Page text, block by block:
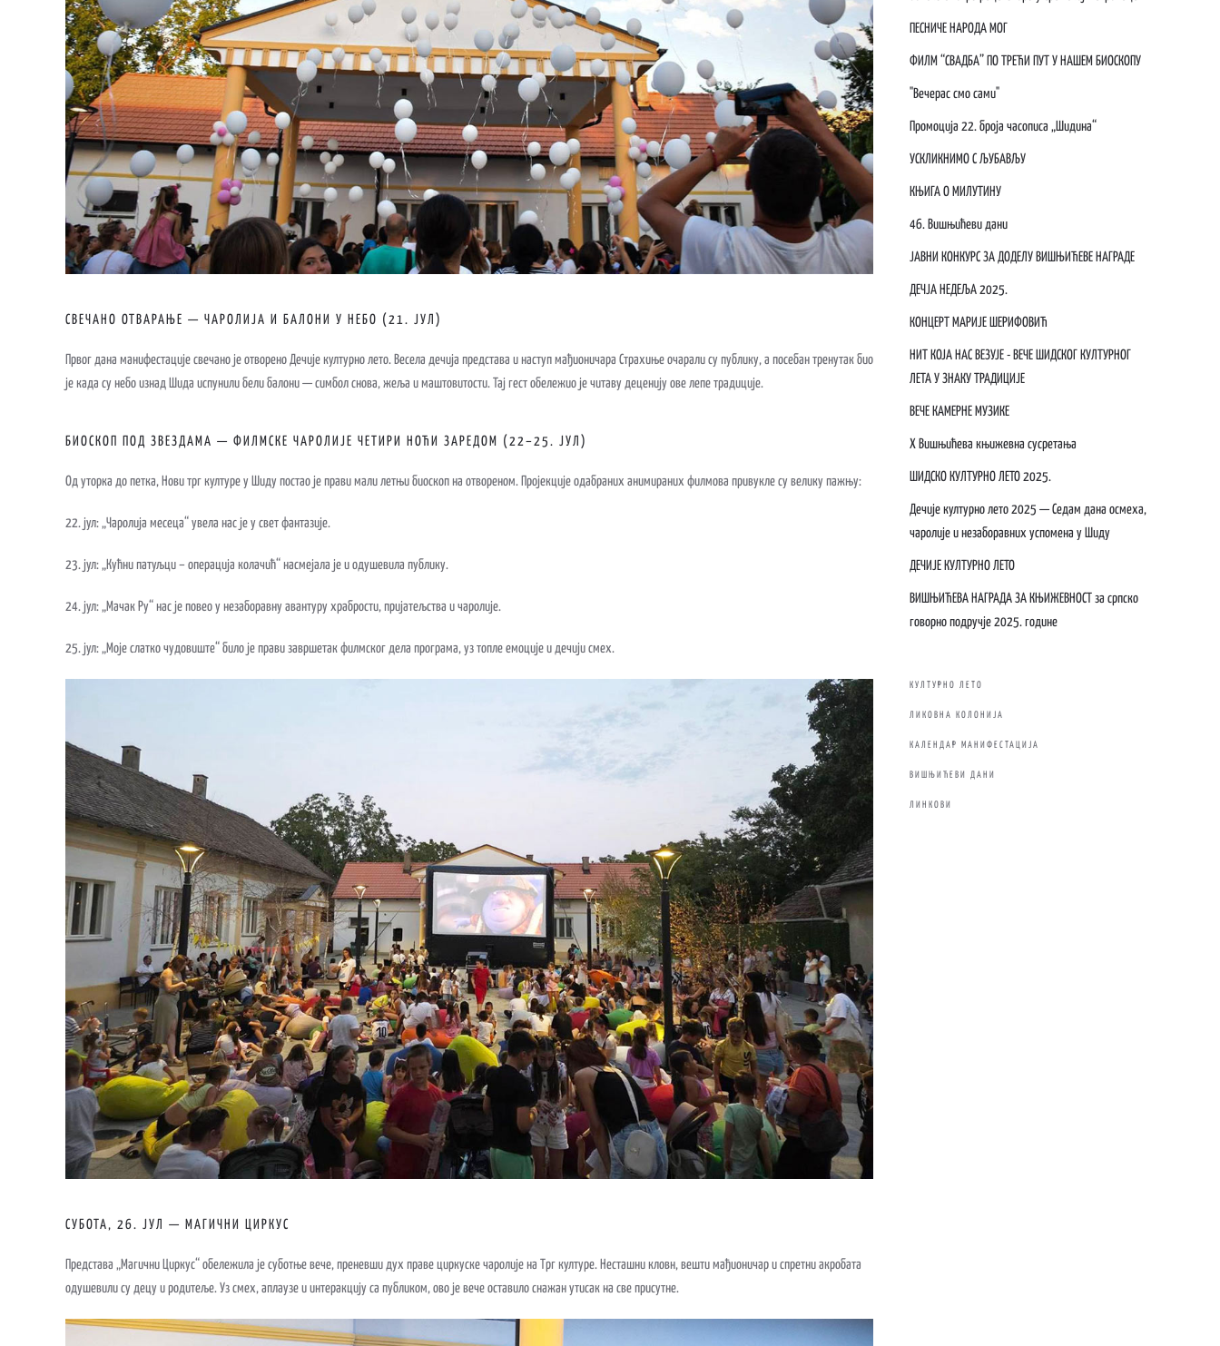
СВЕЧАНО ОТВАРАЊЕ — ЧАРОЛИЈА И БАЛОНИ У НЕБО (21. ЈУЛ)
Првог дана манифестације свечано је отворено Дечије културно лето. Весела дечија представа и наступ мађионичара Страхиње очарали су публику, а посебан тренутак био
је када су небо изнад Шида испунили бели балони — симбол снова, жеља и маштовитости. Тај гест обележио је читаву деценију ове лепе традиције.
БИОСКОП ПОД ЗВЕЗДАМА — ФИЛМСКЕ ЧАРОЛИЈЕ ЧЕТИРИ НОЋИ ЗАРЕДОМ (22–25. ЈУЛ)
Од уторка до петка, Нови трг културе у Шиду постао је прави мали летњи биоскоп на отвореном. Пројекције одабраних анимираних филмова привукле су велику пажњу:
22. јул: „Чаролија месеца“ увела нас је у свет фантазије.
23. јул: „Кућни патуљци – операција колачић“ насмејала је и одушевила публику.
24. јул: „Мачак Ру“ нас је повео у незаборавну авантуру храбрости, пријатељства и чаролије.
25. јул: „Моје слатко чудовиште“ било је прави завршетак филмског дела програма, уз топле емоције и дечији смех.
СУБОТА, 26. ЈУЛ — МАГИЧНИ ЦИРКУС
Представа „Магични Циркус“ обележила је суботње вече, преневши дух праве циркуске чаролије на Трг културе. Несташни кловн, вешти мађионичар и спретни акробата
одушевили су децу и родитеље. Уз смех, аплаузе и интеракцију са публиком, ово је вече оставило снажан утисак на све присутне.
ПЕСНИЧЕ НАРОДА МОГ
ФИЛМ “СВАДБА” ПО ТРЕЋИ ПУТ У НАШЕМ БИОСКОПУ
"Вечерас смо сами"
Промоција 22. броја часописа „Шидина“
УСКЛИКНИМО С ЉУБАВЉУ
КЊИГА О МИЛУТИНУ
46. Вишњићеви дани
ЈАВНИ КОНКУРС ЗА ДОДЕЛУ ВИШЊИЋЕВЕ НАГРАДЕ
ДЕЧЈА НЕДЕЉА 2025.
КОНЦЕРТ МАРИЈЕ ШЕРИФОВИЋ
НИТ КОЈА НАС ВЕЗУЈЕ - ВЕЧЕ ШИДСКОГ КУЛТУРНОГ
ЛЕТА У ЗНАКУ ТРАДИЦИЈЕ
ВЕЧЕ КАМЕРНЕ МУЗИКЕ
X Вишњићева књижевна сусретања
ШИДСКО КУЛТУРНО ЛЕТО 2025.
Дечије културно лето 2025 — Седам дана осмеха,
чаролије и незаборавних успомена у Шиду
ДЕЧИЈЕ КУЛТУРНО ЛЕТО
ВИШЊИЋЕВА НАГРАДА ЗА КЊИЖЕВНОСТ за српско
говорно подручје 2025. године
КУЛТУРНО ЛЕТО
ЛИКОВНА КОЛОНИЈА
КАЛЕНДАР МАНИФЕСТАЦИЈА
ВИШЊИЋЕВИ ДАНИ
ЛИНКОВИ